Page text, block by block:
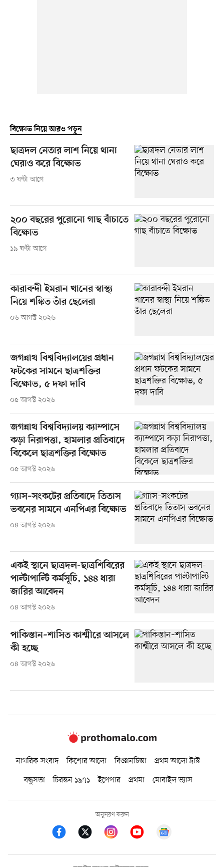
বিক্ষোভ নিয়ে আরও পড়ুন
ছাত্রদল নেতার লাশ নিয়ে থানা
ঘেরাও করে বিক্ষোভ
৩ ঘণ্টা আগে
২০০ বছরের পুরোনো গাছ বাঁচাতে
বিক্ষোভ
১৯ ঘণ্টা আগে
কারাবন্দী ইমরান খানের স্বাস্থ্য
নিয়ে শঙ্কিত তাঁর ছেলেরা
০৬ আগস্ট ২০২৬
জগন্নাথ বিশ্ববিদ্যালয়ের প্রধান
ফটকের সামনে ছাত্রশক্তির
বিক্ষোভ, ৫ দফা দাবি
০৫ আগস্ট ২০২৬
জগন্নাথ বিশ্ববিদ্যালয় ক্যাম্পাসে
কড়া নিরাপত্তা, হামলার প্রতিবাদে
বিকেলে ছাত্রশক্তির বিক্ষোভ
০৫ আগস্ট ২০২৬
গ্যাস–সংকটের প্রতিবাদে তিতাস
ভবনের সামনে এনপিএর বিক্ষোভ
০৪ আগস্ট ২০২৬
একই স্থানে ছাত্রদল-ছাত্রশিবিরের
পাল্টাপাল্টি কর্মসূচি, ১৪৪ ধারা
জারির আবেদন
০৪ আগস্ট ২০২৬
পাকিস্তান–শাসিত কাশ্মীরে আসলে
কী হচ্ছে
০৪ আগস্ট ২০২৬
নাগরিক সংবাদ কিশোর আলো বিজ্ঞানচিন্তা
প্রথম আলো ট্রাস্ট
বন্ধুসভা
চিরন্তন ১৯৭১ ইপেপার প্রথমা মোবাইল ভ্যাস
অনুসরণ করুন